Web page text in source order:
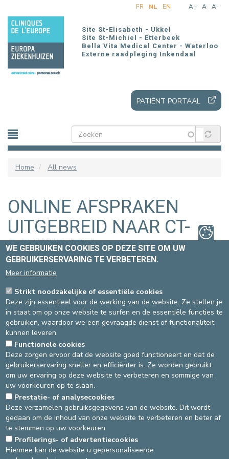
en
naar
inhoud
gaan
A+ A A-
FR NL EN
Site St-Elisabeth - Ukkel
Site St-Michiel - Etterbeek
Bella Vita Medical Center - Waterloo
Externe raadpleging Inkendaal
PATIËNT PORTAAL
Home All news
ONLINE AFSPRAKEN
UITGEBREID NAAR CT-
SCANS EN
MAMMOGRAFIEËN
Nieuw! Maak online een afspraak voor
uw CT-scans en mammografieën
Na de invoering van online afspraken
mogelijkheid nu ook uitbreiden naar CT-scans en
mammografieën!
Voortaan kunt u afspraken voor uw MRI-scans, CT-scans en
mammografieën op de dienst Radiologie rechtstreeks online
maken, eenvoudig en met slechts enkele muisklikken.
U kunt reserveren door op deze link te klikken.
Deze nieuwe optie voor online afspraken biedt u meer flexibiliteit
en snelheid in uw zorgtraject.
WE GEBRUIKEN COOKIES OP DEZE SITE OM UW
GEBRUIKERSERVARING TE VERBETEREN.
Meer informatie
Strikt noodzakelijke of essentiële cookies
Deze zijn essentieel voor de werking van de website. Ze stellen je
in staat om op onze website te surfen en de essentiële functies te
gebruiken, waardoor we een gevraagde dienst of functionaliteit
kunnen leveren.
Functionele cookies
Deze zorgen ervoor dat de website goed functioneert en dat de
gebruikerservaring sneller en efficiënter is. Ze worden gebruikt
om uw ervaring op deze website te verbeteren en sommige van
uw voorkeuren op te slaan.
Prestatie- of analysecookies
Deze verzamelen gebruiksgegevens van de website. Dit wordt
gedaan om de inhoud van onze website te verbeteren en beter af
te stemmen op uw voorkeuren.
Profilerings- of advertentiecookies
Hiermee kan de website u gepersonaliseerde